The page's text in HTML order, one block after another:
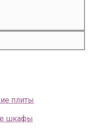
плиты
шкафы